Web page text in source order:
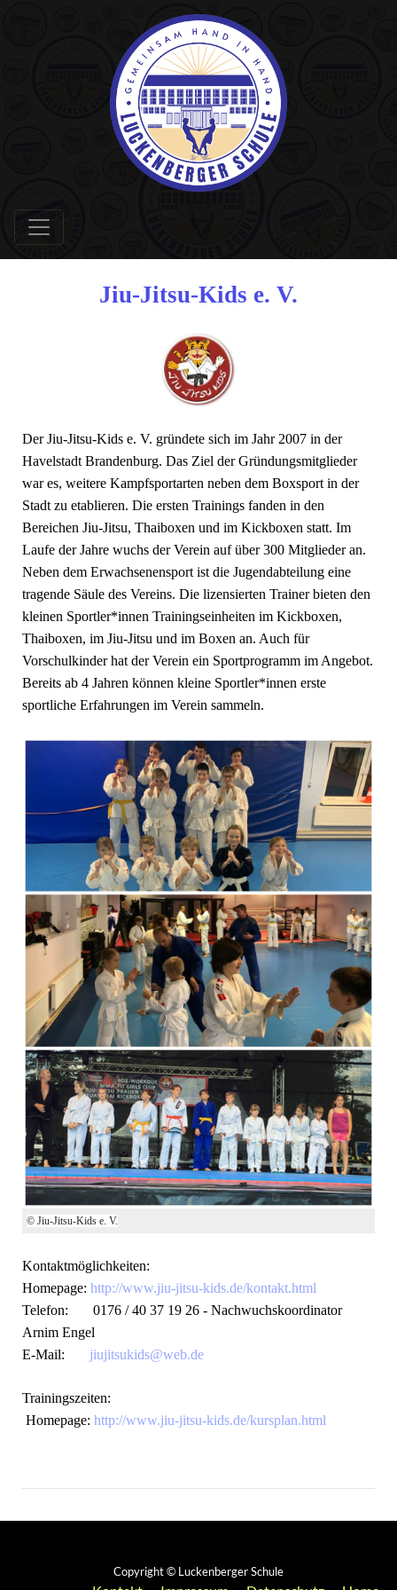
Jiu-Jitsu-Kids e. V.
Der Jiu-Jitsu-Kids e. V. gründete sich im Jahr 2007 in der
Havelstadt Brandenburg. Das Ziel der Gründungsmitglieder
war es, weitere Kampfsportarten neben dem Boxsport in der
Stadt zu etablieren. Die ersten Trainings fanden in den
Bereichen Jiu-Jitsu, Thaiboxen und im Kickboxen statt. Im
Laufe der Jahre wuchs der Verein auf über 300 Mitglieder an.
Neben dem Erwachsenensport ist die Jugendabteilung eine
tragende Säule des Vereins. Die lizensierten Trainer bieten den
kleinen Sportler*innen Trainingseinheiten im Kickboxen,
Thaiboxen, im Jiu-Jitsu und im Boxen an. Auch für
Vorschulkinder hat der Verein ein Sportprogramm im Angebot.
Bereits ab 4 Jahren können kleine Sportler*innen erste
sportliche Erfahrungen im Verein sammeln.
© Jiu-Jitsu-Kids e. V.
Kontaktmöglichkeiten:
Homepage: http://www.jiu-jitsu-kids.de/kontakt.html
Telefon: 0176 / 40 37 19 26 - Nachwuchskoordinator
Arnim Engel
E-Mail: jiujitsukids@web.de
Trainingszeiten:
Homepage: http://www.jiu-jitsu-kids.de/kursplan.html
Copyright © Luckenberger Schule